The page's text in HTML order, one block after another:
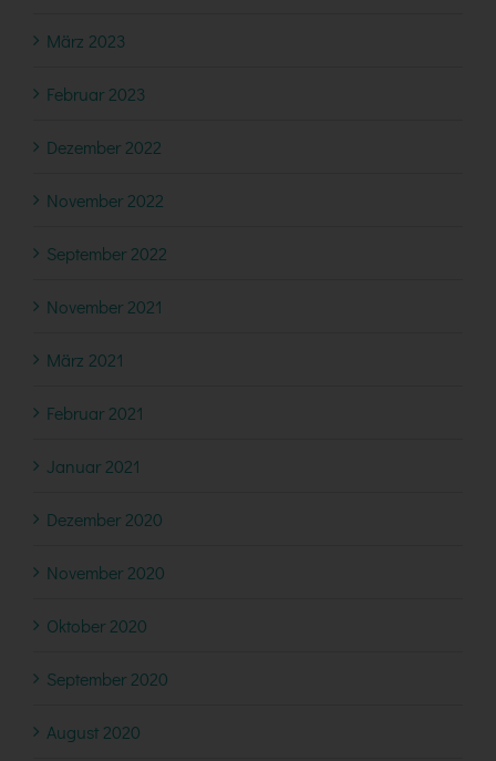
März 2023
Februar 2023
Dezember 2022
November 2022
September 2022
November 2021
März 2021
Februar 2021
Januar 2021
Dezember 2020
November 2020
Oktober 2020
September 2020
August 2020